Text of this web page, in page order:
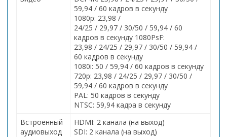
59,94 / 60 кадров в секунду
1080p: 23,98 /
24/25 / 29,97 / 30/50 / 59,94 / 60
кадров в секунду 1080PsF:
23,98 / 24/25 / 29,97 / 30/50 / 59,94 /
60 кадров в секунду
1080i: 50 / 59,94 / 60 кадров в секунду
720p: 23,98 / 24/25 / 29,97 / 30/50 /
59,94 / 60 кадров в секунду
PAL: 50 кадров в секунду
NTSC: 59,94 кадра в секунду
Встроенный
аудиовыход
HDMI: 2 канала (на выход)
SDI: 2 канала (на выход)